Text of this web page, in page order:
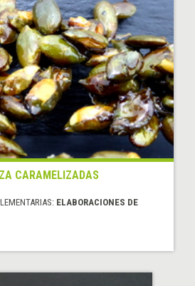
CARAMELIZADAS
ELABORACIONES DE